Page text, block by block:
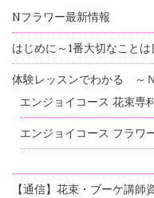
Nフラワー最新情報
はじめに～1番大切なこと
体験レッスンでわかる ～
エンジョイコース 花束専
エンジョイコース フラワ
【通信】花束・ブーケ講師